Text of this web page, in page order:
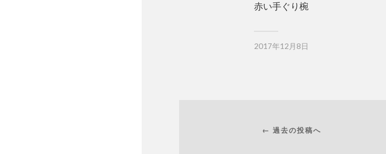
赤い手ぐり椀
2017年12月8日
← 過去の投稿へ